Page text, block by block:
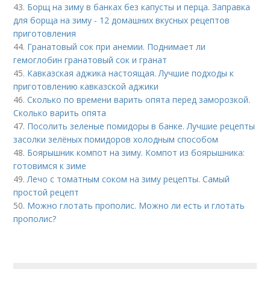
43. Борщ на зиму в банках без капусты и перца. Заправка
для борща на зиму - 12 домашних вкусных рецептов
приготовления
44. Гранатовый сок при анемии. Поднимает ли
гемоглобин гранатовый сок и гранат
45. Кавказская аджика настоящая. Лучшие подходы к
приготовлению кавказской аджики
46.Сколько по времени варить опята перед заморозкой.
Сколько варить опята
47. Посолить зеленые помидоры в банке. Лучшие рецепты
засолки зелёных помидоров холодным способом
48. Боярышник компот на зиму. Компот из боярышника:
готовимся к зиме
49.Лечо с томатным соком на зиму рецепты. Самый
простой рецепт
50. Можно глотать прополис. Можно ли есть и глотать
прополис?